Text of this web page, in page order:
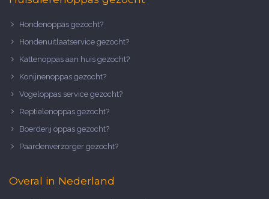
Hondenoppas gezocht?
Hondenuitlaatservice gezocht?
Kattenoppas aan huis gezocht?
Konijnenoppas gezocht?
Vogeloppas service gezocht?
Reptielenoppas gezocht?
Boerderij oppas gezocht?
Paardenverzorger gezocht?
Overal in Nederland